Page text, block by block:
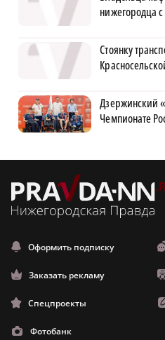
нижегородца
Стоянку
Дзержинский
Чемпионате
Оформить подписку
Заказать рекламу
Спецпроекты
Фотобанк